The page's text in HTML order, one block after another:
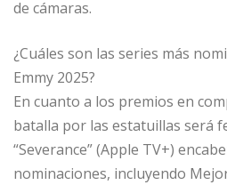
de cámaras.
¿Cuáles son las series más
Emmy 2025?
En cuanto a los premios en
batalla por las estatuillas será
“Severance” (Apple TV+)
nominaciones, incluyendo